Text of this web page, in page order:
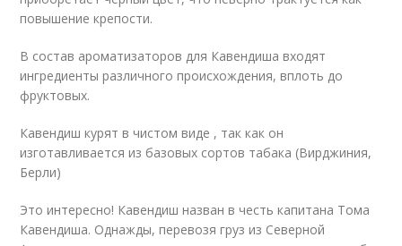
повышение крепости.
В состав ароматизаторов для Кавендиша входят
ингредиенты различного происхождения, вплоть до
фруктовых.
Кавендиш курят в чистом виде , так как он
изготавливается из базовых сортов табака (Вирджиния,
Берли)
Это интересно! Кавендиш назван в честь капитана Тома
Кавендиша. Однажды, перевозя груз из Северной